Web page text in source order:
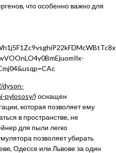
что особенно важно для
pylososy/) оснащен
которая позволяет ему
в пространстве, не
для пыли легко
позволяет убирать
Одессе или Львове за один